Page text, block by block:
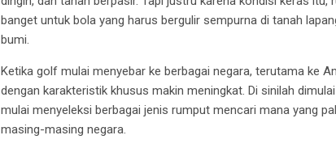
banget untuk bola yang harus bergulir sempurna di tanah
bumi.
Ketika golf mulai menyebar ke berbagai negara, terutama ke
dengan karakteristik khusus makin meningkat. Di sinilah
mulai menyeleksi berbagai jenis rumput mencari mana yang
masing-masing negara.